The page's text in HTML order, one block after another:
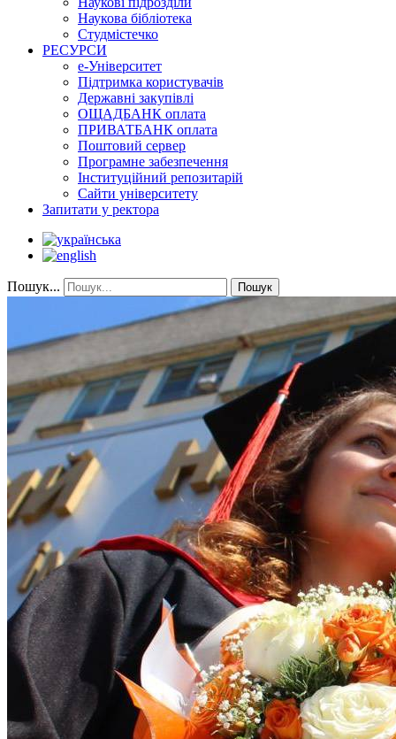
Наукова бібліотека
Студмістечко
РЕСУРСИ
е-Університет
Підтримка користувачів
Державні закупівлі
ОЩАДБАНК оплата
ПРИВАТБАНК оплата
Поштовий сервер
Програмне забезпечення
Інституційний репозитарій
Сайти університету
Запитати у ректора
Пошук... Пошук